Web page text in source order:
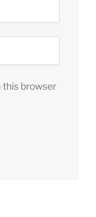
this browser